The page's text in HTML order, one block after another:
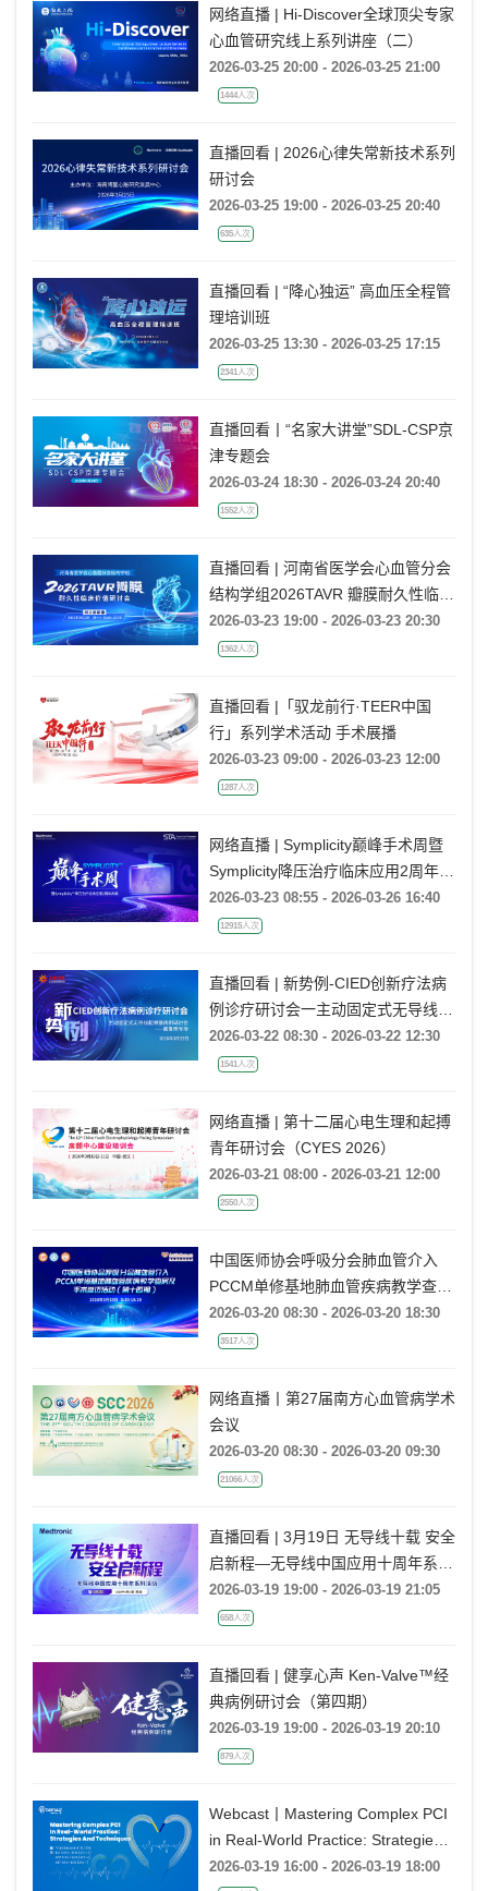
网络直播 | Hi-Discover全球顶尖专家
心血管研究线上系列讲座（二）
2026-03-25 20:00 - 2026-03-25 21:00
1444人次
直播回看 | 2026心律失常新技术系列
研讨会
2026-03-25 19:00 - 2026-03-25 20:40
635人次
直播回看 | “降心独运” 高血压全程管
理培训班
2026-03-25 13:30 - 2026-03-25 17:15
2341人次
直播回看丨“名家大讲堂”SDL-CSP京
津专题会
2026-03-24 18:30 - 2026-03-24 20:40
1552人次
直播回看 | 河南省医学会心血管分会
结构学组2026TAVR 瓣膜耐久性临床
价值研讨会
2026-03-23 19:00 - 2026-03-23 20:30
1362人次
直播回看 |「驭龙前行·TEER中国
行」系列学术活动 手术展播
2026-03-23 09:00 - 2026-03-23 12:00
1287人次
网络直播 | Symplicity巅峰手术周暨
Symplicity降压治疗临床应用2周年庆
典
2026-03-23 08:55 - 2026-03-26 16:40
12915人次
直播回看 | 新势例-CIED创新疗法病
例诊疗研讨会一主动固定式无导线起
搏器病例研讨会一冀鲁豫专场
2026-03-22 08:30 - 2026-03-22 12:30
1541人次
网络直播 | 第十二届心电生理和起搏
青年研讨会（CYES 2026）
2026-03-21 08:00 - 2026-03-21 12:00
2550人次
中国医师协会呼吸分会肺血管介入
PCCM单修基地肺血管疾病教学查房
及手术参访活动（第十四期）
2026-03-20 08:30 - 2026-03-20 18:30
3517人次
网络直播丨第27届南方心血管病学术
会议
2026-03-20 08:30 - 2026-03-20 09:30
21066人次
直播回看 | 3月19日 无导线十载 安全
启新程—无导线中国应用十周年系列
活动
2026-03-19 19:00 - 2026-03-19 21:05
658人次
直播回看 | 健享心声 Ken-Valve™经
典病例研讨会（第四期）
2026-03-19 19:00 - 2026-03-19 20:10
879人次
Webcast丨Mastering Complex PCI
in Real-World Practice: Strategies
and Techniques
2026-03-19 16:00 - 2026-03-19 18:00